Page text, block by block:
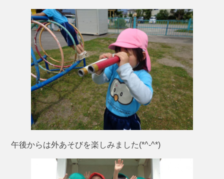
午後からは外あそびを楽しみました(*^-^*)